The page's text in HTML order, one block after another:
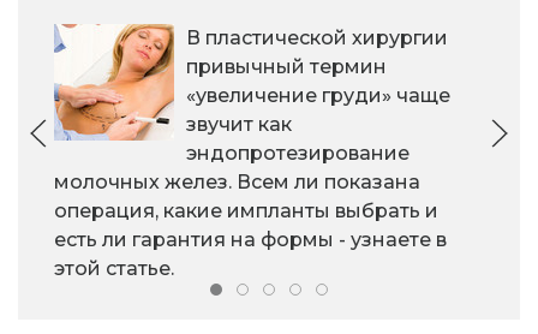
В пластической хирургии
привычный термин
«увеличение груди» чаще
звучит как
эндопротезирование
молочных желез. Всем ли показана
операция, какие импланты выбрать и
есть ли гарантия на формы - узнаете в
этой статье.